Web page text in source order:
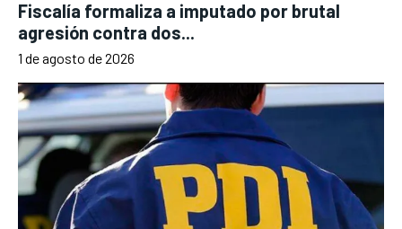
Fiscalía formaliza a imputado por brutal
agresión contra dos...
1 de agosto de 2026